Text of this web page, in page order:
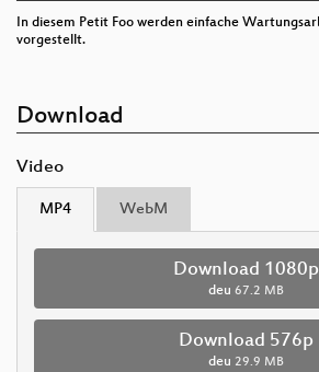
In diesem Petit Foo werden einfache
vorgestellt.
Download
Video
MP4 WebM
Download 1080p
deu 67.2 MB
Download 576p
deu 29.9 MB